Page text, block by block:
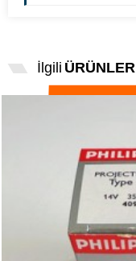
İlgili ÜRÜNLER